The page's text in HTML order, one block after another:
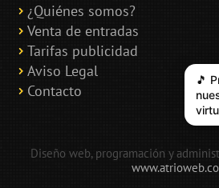
¿Quiénes somos?
Venta de entradas
Tarifas publicidad
Aviso Legal
Contacto
Diseño web, programación y
🎵